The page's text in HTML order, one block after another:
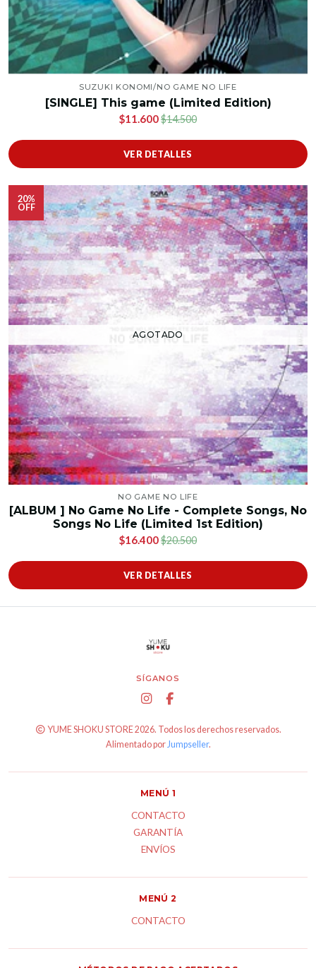
SUZUKI KONOMI/NO GAME NO LIFE
[SINGLE] This game (Limited Edition)
$11.600$14.500
VER DETALLES
20%
OFF
AGOTADO
NO GAME NO LIFE
[ALBUM ] No Game No Life - Complete Songs, No
Songs No Life (Limited 1st Edition)
$16.400$20.500
VER DETALLES
SÍGANOS
YUME SHOKU STORE 2026. Todos los derechos reservados.
Alimentado porJumpseller.
MENÚ 1
CONTACTO
GARANTÍA
ENVÍOS
MENÚ 2
CONTACTO